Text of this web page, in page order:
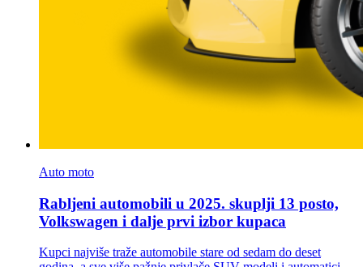
Auto moto
Rabljeni automobili u 2025. skuplji 13 posto,
Volkswagen i dalje prvi izbor kupaca
Kupci najviše traže automobile stare od sedam do deset